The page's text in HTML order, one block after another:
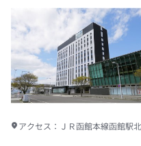
アクセス： ＪＲ函館本線函館駅